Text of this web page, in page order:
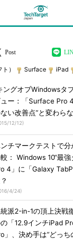
Post
） Surface iPad
ングオブWindowsタ
ュー：「Surface Pro
い改善点”と変わら
12/12)
チマークテストで
較： Windows 10“最
4」に「Galaxy
4/24)
派2-in-1の頂上決戦
の「12.9インチiPad
」、決め手は“どっち